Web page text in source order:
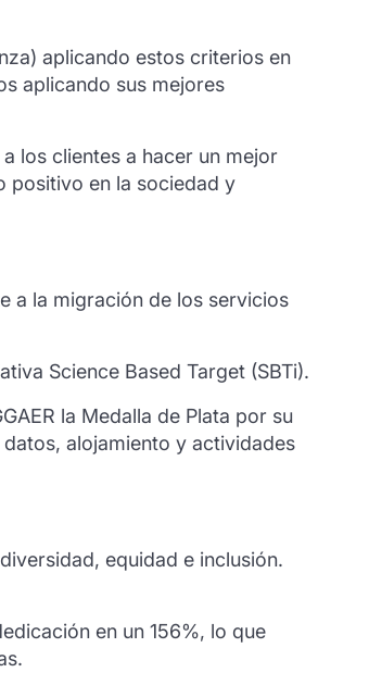
aplicando estos criterios en
aplicando sus mejores
los clientes a hacer un mejor
positivo en la sociedad y
a la migración de los servicios
Science Based Target (SBTi).
la Medalla de Plata por su
alojamiento y actividades
equidad e inclusión.
en un 156%, lo que